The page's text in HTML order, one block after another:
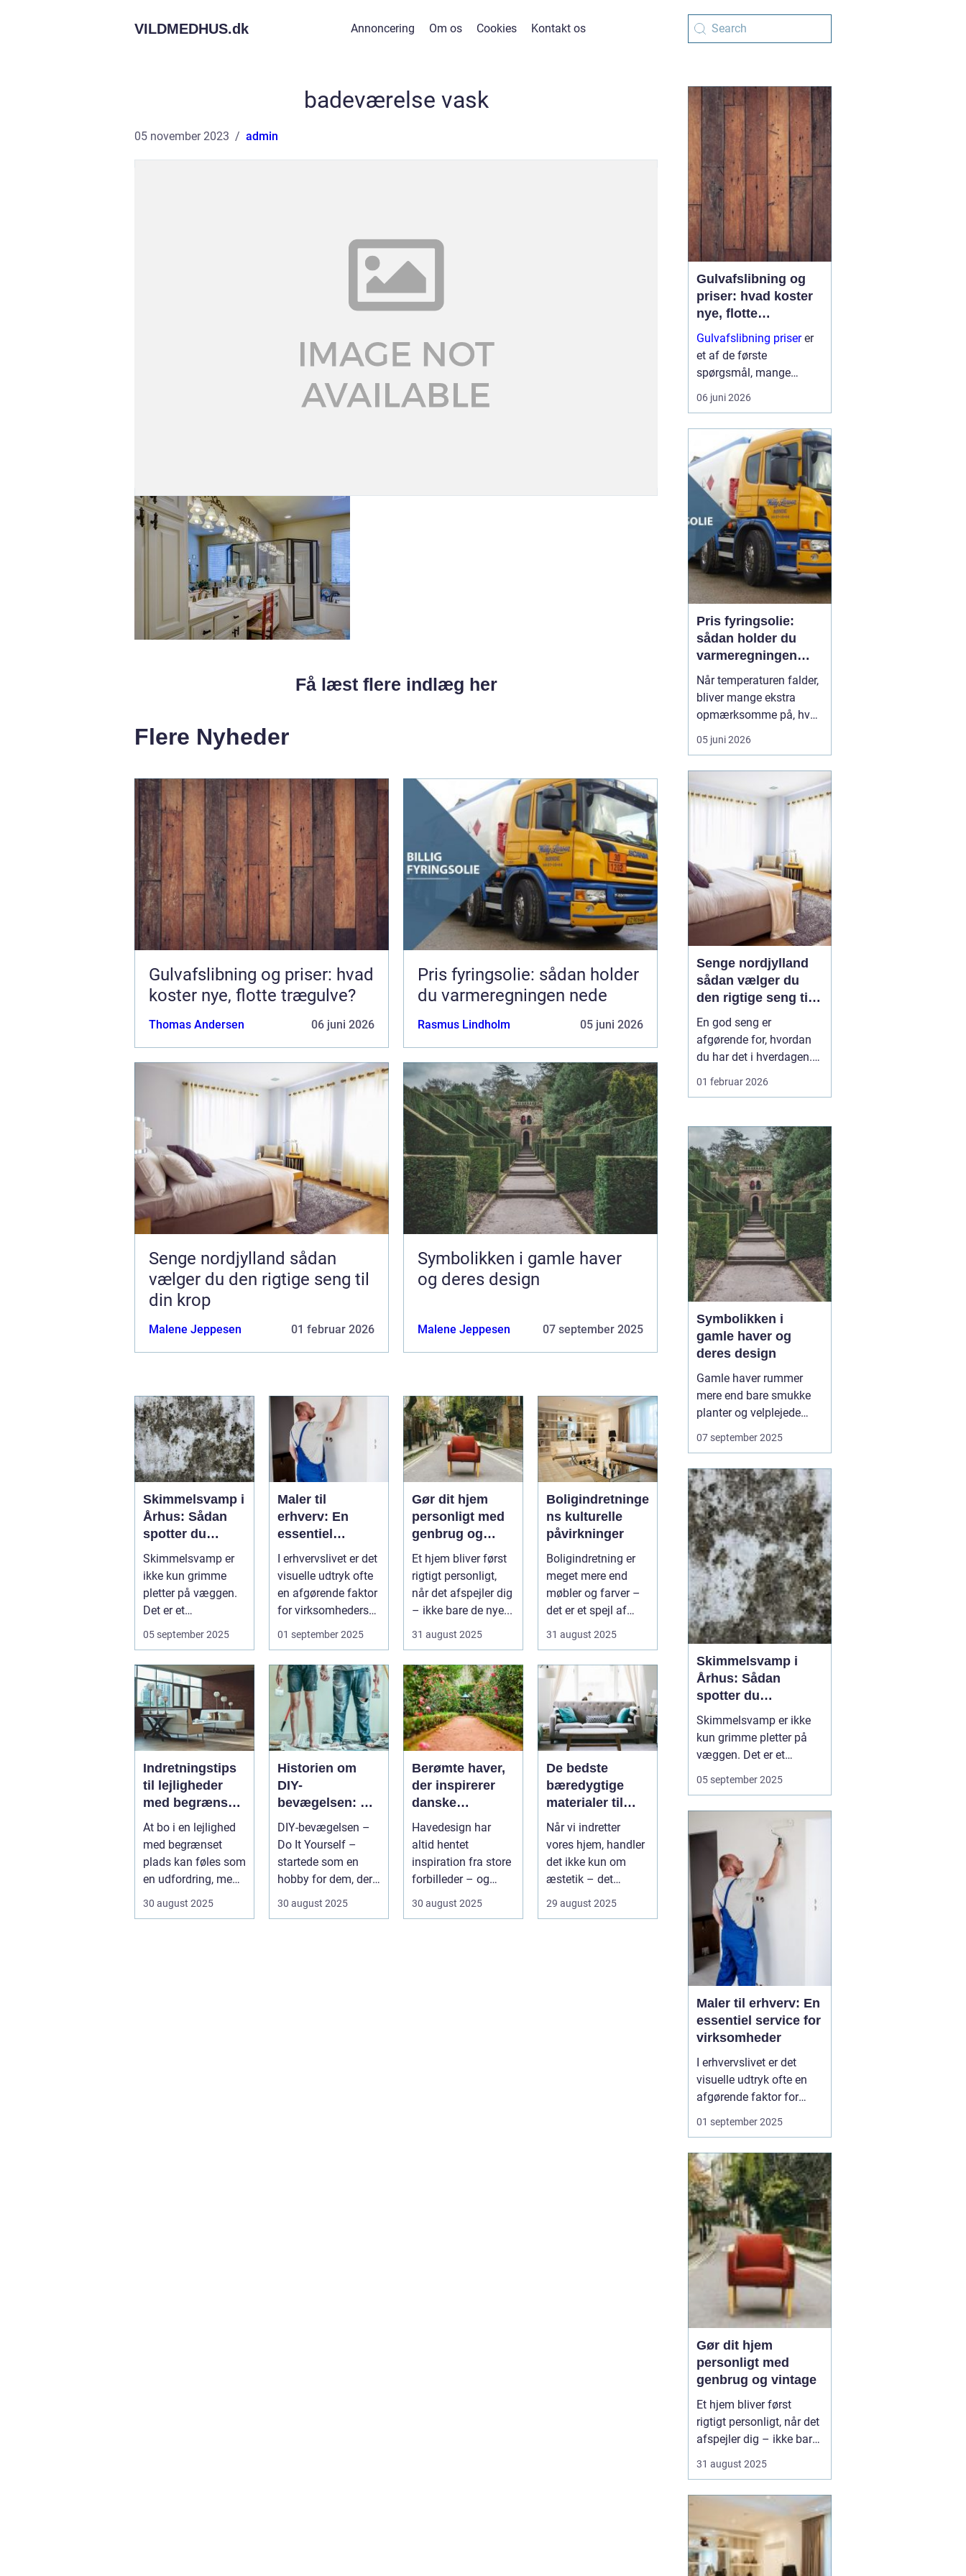
VILDMEDHUS.dk Annoncering Om os Cookies Kontakt os
badeværelse vask
05 november 2023 admin
Få læst flere indlæg her
Flere Nyheder
Gulvafslibning og priser: hvad
koster nye, flotte trægulve?
Thomas Andersen 06 juni 2026
Pris fyringsolie: sådan holder
du varmeregningen nede
Rasmus Lindholm 05 juni 2026
Senge nordjylland sådan
vælger du den rigtige seng til
din krop
Malene Jeppesen 01 februar 2026
Symbolikken i gamle haver
og deres design
Malene Jeppesen 07 september 2025
Skimmelsvamp i
Århus: Sådan
spotter du
problemet
Skimmelsvamp er
ikke kun grimme
pletter på væggen.
Det er et
sundhedsproblem,
der ofte s...
05 september 2025
Maler til
erhverv: En
essentiel
service for
virksomheder
I erhvervslivet er det
visuelle udtryk ofte
en afgørende faktor
for virksomheders
succes. En ...
01 september 2025
Gør dit hjem
personligt med
genbrug og
vintage
Et hjem bliver først
rigtigt personligt,
når det afspejler dig
– ikke bare de nye...
31 august 2025
Boligindretninge
ns kulturelle
påvirkninger
Boligindretning er
meget mere end
møbler og farver –
det er et spejl af
31 august 2025
Indretningstips
til lejligheder
med begrænset
plads
At bo i en lejlighed
med begrænset
plads kan føles som
en udfordring, men
30 august 2025
Historien om
DIY-
bevægelsen: Fra
hobby til livsstil
DIY-bevægelsen –
Do It Yourself –
startede som en
hobby for dem, der
30 august 2025
Berømte haver,
der inspirerer
danske
havedesigns
Havedesign har
altid hentet
inspiration fra store
forbilleder – og
vi kende...
30 august 2025
De bedste
bæredygtige
materialer til
boligindretning
Når vi indretter
vores hjem, handler
det ikke kun om
æstetik – det
29 august 2025
Gulvafslibning og
priser: hvad koster
nye, flotte
trægulve?
Gulvafslibning priserer
et af de første
spørgsmål, mange
boligejere stiller, når de
opdager ridser, pletter og
mange måd...
06 juni 2026
Pris fyringsolie:
sådan holder du
varmeregningen
nede
Når temperaturen falder,
bliver mange ekstra
opmærksomme på, hvad
fyring koster. For dig
med oliefyr kan udsving
på økonomien, og derfor
giver det god mening at
05 juni 2026
Senge nordjylland
sådan vælger du
den rigtige seng til
din krop
En god seng er
afgørende for, hvordan
du har det i hverdagen.
Sover du dårligt, mærker
spændte skuldre. Mange
nordjyder går længe og
overvejer ny seng, men
udsætter købet, fordi
valget virker
uoverskueligt. Hå...
01 februar 2026
Symbolikken i
gamle haver og
deres design
Gamle haver rummer
mere end bare smukke
planter og velplejede
stier – de er fyldt med
symbolik og fortællinger,
kultur og tidsånd. Hvert
træ, hver sten og hver
dam er ofte placeret med
en mening, der r...
07 september 2025
Skimmelsvamp i
Århus: Sådan
spotter du
problemet
Skimmelsvamp er ikke
kun grimme pletter på
væggen. Det er et
sundhedsproblem, der
ofte skyldes fugt,
ventilation. I Århus
spiller kystnært klima,
ældre ejendomme og
tætte renoveri...
05 september 2025
Maler til erhverv: En
essentiel service for
virksomheder
I erhvervslivet er det
visuelle udtryk ofte en
afgørende faktor for
virksomheders succes.
En flot og velholdt
et godt
førstehåndsindtryk; det
kan også påvirke
arbejdsmiljøet og
medarbejder...
01 september 2025
Gør dit hjem
personligt med
genbrug og vintage
Et hjem bliver først
rigtigt personligt, når det
afspejler dig – ikke bare
boligmagasinerne. Med
du skabe et unikt udtryk,
der både fortæller
historier og giver rummet
karakte...
31 august 2025